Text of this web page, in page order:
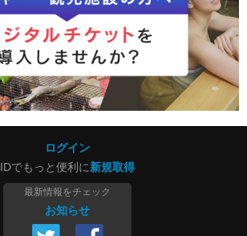
ログイン
IDでもっと便利に新規取得
最新情報をチェック
お知らせ